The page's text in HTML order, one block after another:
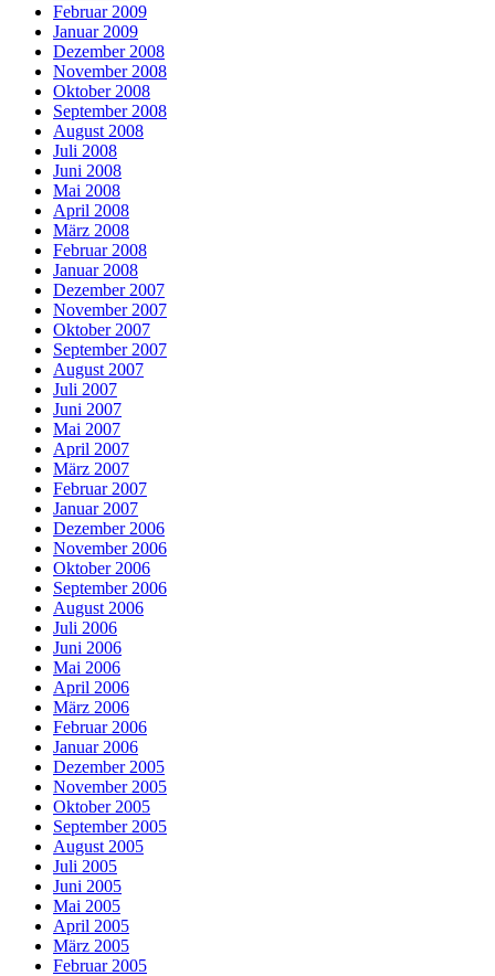
Februar 2009
Januar 2009
Dezember 2008
November 2008
Oktober 2008
September 2008
August 2008
Juli 2008
Juni 2008
Mai 2008
April 2008
März 2008
Februar 2008
Januar 2008
Dezember 2007
November 2007
Oktober 2007
September 2007
August 2007
Juli 2007
Juni 2007
Mai 2007
April 2007
März 2007
Februar 2007
Januar 2007
Dezember 2006
November 2006
Oktober 2006
September 2006
August 2006
Juli 2006
Juni 2006
Mai 2006
April 2006
März 2006
Februar 2006
Januar 2006
Dezember 2005
November 2005
Oktober 2005
September 2005
August 2005
Juli 2005
Juni 2005
Mai 2005
April 2005
März 2005
Februar 2005